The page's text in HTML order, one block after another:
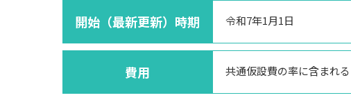
開始（最新更新）時期 令和7年1月1日
費用 共通仮設費の率に含まれる